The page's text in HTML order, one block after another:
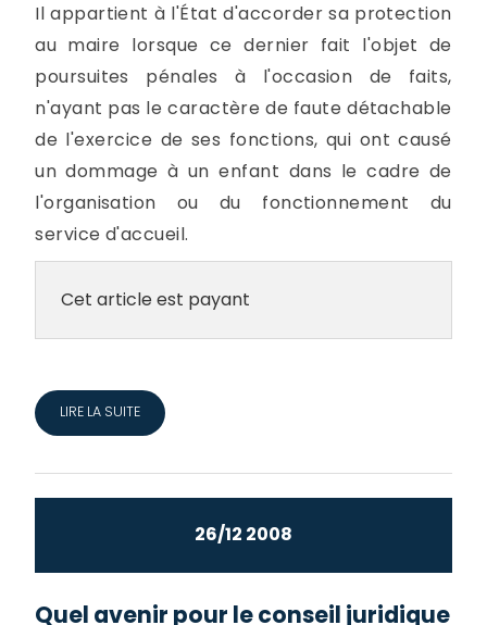
Il appartient à l'État d'accorder sa protection
au maire lorsque ce dernier fait l'objet de
poursuites pénales à l'occasion de faits,
n'ayant pas le caractère de faute détachable
de l'exercice de ses fonctions, qui ont causé
un dommage à un enfant dans le cadre de
l'organisation ou du fonctionnement du
service d'accueil.
Cet article est payant
LIRE LA SUITE
26/12 2008
Quel avenir pour le conseil juridique